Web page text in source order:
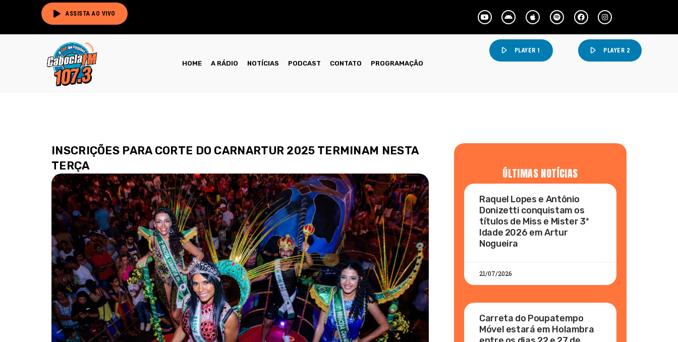
ASSISTA AO VIVO
HOME A RÁDIO NOTÍCIAS PODCAST CONTATO PROGRAMAÇÃO
play_arrow PLAYER 1 play_arrow PLAYER 2
INSCRIÇÕES PARA CORTE DO CARNARTUR 2025 TERMINAM NESTA
TERÇA
ÚLTIMAS NOTÍCIAS
Raquel Lopes e Antônio
Donizetti conquistam os
títulos de Miss e Mister 3ª
Idade 2026 em Artur
Nogueira
21/07/2026
Carreta do Poupatempo
Móvel estará em Holambra